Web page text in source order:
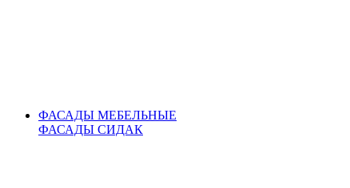
ФАСАДЫ МЕБЕЛЬНЫЕ
ФАСАДЫ СИДАК